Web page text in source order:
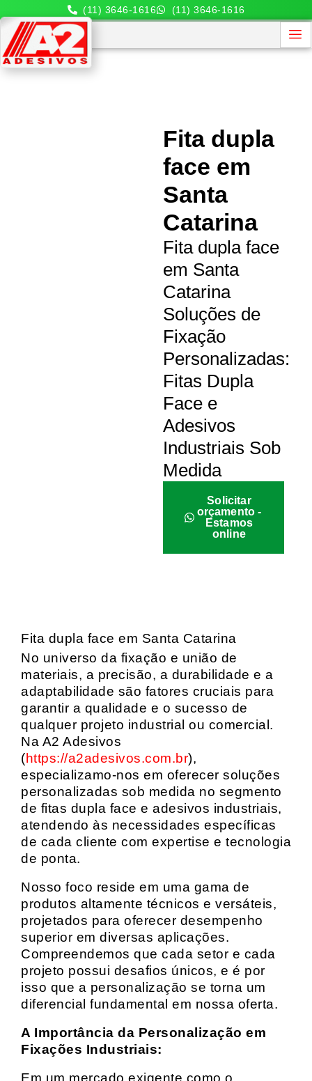
(11) 3646-1616 (11) 3646-1616
Fita dupla
face em
Santa
Catarina
Fita dupla face
em Santa
Catarina
Soluções de
Fixação
Personalizadas:
Fitas Dupla
Face e
Adesivos
Industriais Sob
Medida
Solicitar
orçamento -
Estamos
online
Fita dupla face em Santa Catarina
No universo da fixação e união de
materiais, a precisão, a durabilidade e a
adaptabilidade são fatores cruciais para
garantir a qualidade e o sucesso de
qualquer projeto industrial ou comercial.
Na A2 Adesivos
(https://a2adesivos.com.br),
especializamo-nos em oferecer soluções
personalizadas sob medida no segmento
de fitas dupla face e adesivos industriais,
atendendo às necessidades específicas
de cada cliente com expertise e tecnologia
de ponta.
Nosso foco reside em uma gama de
produtos altamente técnicos e versáteis,
projetados para oferecer desempenho
superior em diversas aplicações.
Compreendemos que cada setor e cada
projeto possui desafios únicos, e é por
isso que a personalização se torna um
diferencial fundamental em nossa oferta.
A Importância da Personalização em
Fixações Industriais:
Em um mercado exigente como o